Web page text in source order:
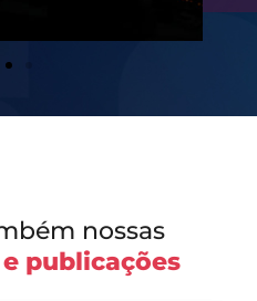
nossas
publicações